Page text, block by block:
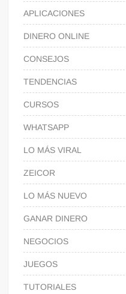
APLICACIONES
DINERO ONLINE
CONSEJOS
TENDENCIAS
CURSOS
WHATSAPP
LO MÁS VIRAL
ZEICOR
LO MÁS NUEVO
GANAR DINERO
NEGOCIOS
JUEGOS
TUTORIALES